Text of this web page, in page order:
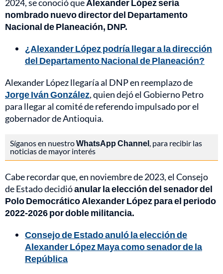
2024, se conoció queAlexander López sería
nombrado nuevo director del Departamento
Nacional de Planeación, DNP.
¿Alexander López podría llegar a la dirección
del Departamento Nacional de Planeación?
Alexander López llegaría al DNP en reemplazo de
Jorge Iván González, quien dejó el Gobierno Petro
para llegar al comité de referendo impulsado por el
gobernador de Antioquia.
Síganos en nuestroWhatsApp Channel, para recibir las
noticias de mayor interés
Cabe recordar que, en noviembre de 2023, el Consejo
de Estado decidióanular la elección del senador del
Polo Democrático Alexander López para el periodo
2022-2026 por doble militancia.
Consejo de Estado anuló la elección de
Alexander López Maya como senador de la
República